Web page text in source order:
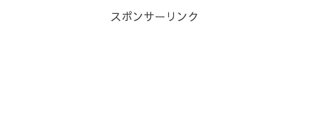
スポンサーリンク